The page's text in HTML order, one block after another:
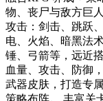
物、丧尸与敌方巨
攻击：剑击、跳跃
电、火焰、暗黑法
锤、弓箭等，远近
血量、攻击、防御
武器皮肤，打造专
策略布阵。 丰富关